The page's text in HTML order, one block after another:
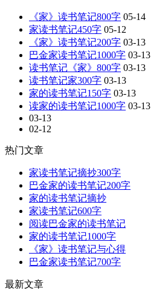
《家》读书笔记800字 05-14
家读书笔记450字 05-12
《家》读书笔记200字 03-13
巴金家读书笔记1000字 03-13
读书笔记《家》800字 03-13
读书笔记家300字 03-13
家的读书笔记150字 03-13
读家的读书笔记1000字 03-13
03-13
02-12
热门文章
家读书笔记摘抄300字
巴金家的读书笔记200字
家的读书笔记摘抄
家读书笔记600字
阅读巴金家的读书笔记
家的读书笔记1000字
《家》读书笔记与心得
巴金家读书笔记700字
最新文章